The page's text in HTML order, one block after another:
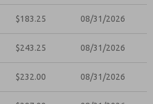
$183.25 08/31/2026
$243.25 08/31/2026
$232.00 08/31/2026